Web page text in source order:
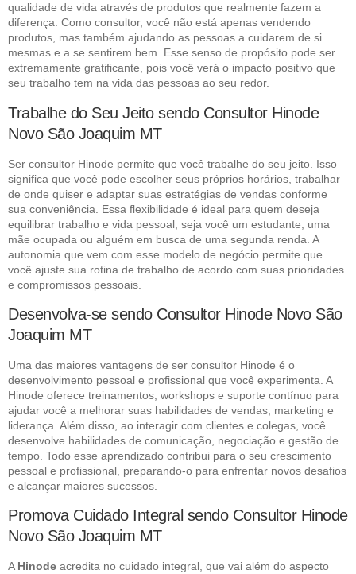
qualidade de vida através de produtos que realmente fazem a
diferença. Como consultor, você não está apenas vendendo
produtos, mas também ajudando as pessoas a cuidarem de si
mesmas e a se sentirem bem. Esse senso de propósito pode ser
extremamente gratificante, pois você verá o impacto positivo que
seu trabalho tem na vida das pessoas ao seu redor.
Trabalhe do Seu Jeito sendo Consultor Hinode
Novo São Joaquim MT
Ser consultor Hinode permite que você trabalhe do seu jeito. Isso
significa que você pode escolher seus próprios horários, trabalhar
de onde quiser e adaptar suas estratégias de vendas conforme
sua conveniência. Essa flexibilidade é ideal para quem deseja
equilibrar trabalho e vida pessoal, seja você um estudante, uma
mãe ocupada ou alguém em busca de uma segunda renda. A
autonomia que vem com esse modelo de negócio permite que
você ajuste sua rotina de trabalho de acordo com suas prioridades
e compromissos pessoais.
Desenvolva-se sendo Consultor Hinode Novo São
Joaquim MT
Uma das maiores vantagens de ser consultor Hinode é o
desenvolvimento pessoal e profissional que você experimenta. A
Hinode oferece treinamentos, workshops e suporte contínuo para
ajudar você a melhorar suas habilidades de vendas, marketing e
liderança. Além disso, ao interagir com clientes e colegas, você
desenvolve habilidades de comunicação, negociação e gestão de
tempo. Todo esse aprendizado contribui para o seu crescimento
pessoal e profissional, preparando-o para enfrentar novos desafios
e alcançar maiores sucessos.
Promova Cuidado Integral sendo Consultor Hinode
Novo São Joaquim MT
A Hinode acredita no cuidado integral, que vai além do aspecto